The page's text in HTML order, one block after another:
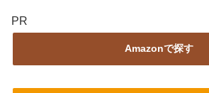
PR
Amazonで探す